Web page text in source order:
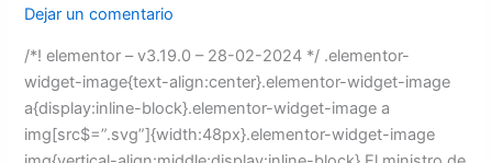
Dejar un comentario
/*! elementor – v3.19.0 – 28-02-2024 */ .elementor-
widget-image{text-align:center}.elementor-widget-image
a{display:inline-block}.elementor-widget-image a
img[src$=”.svg”]{width:48px}.elementor-widget-image